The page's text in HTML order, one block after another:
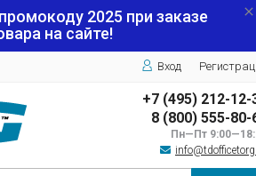
2025 при заказе
на сайте!
Вход
+7 (495) 212-12-
8 (800) 555-80-
Пн—Пт